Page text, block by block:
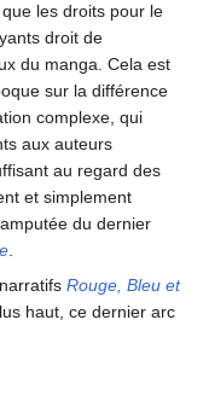
les droits pour le
droit de
du manga. Cela est
sur la différence
complexe, qui
aux auteurs
au regard des
et simplement
du dernier
Rouge, Bleu et
haut, ce dernier arc